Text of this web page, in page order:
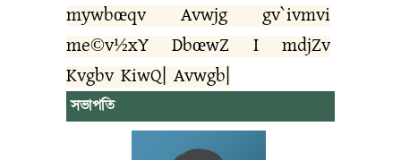
mywbœqv Avwjg gv`ivmvi
me©v½xY DbœwZ I mdjZv
Kvgbv KiwQ| Avwgb|
সভাপতি